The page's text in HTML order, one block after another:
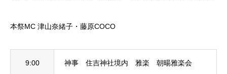
本祭MC 津山奈緒子・藤原COCO
9:00 神事 住吉神社境内 雅楽 朝暘雅楽会